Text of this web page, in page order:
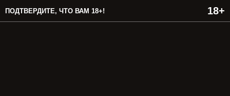
ПОДТВЕРДИТЕ, ЧТО ВАМ 18+!